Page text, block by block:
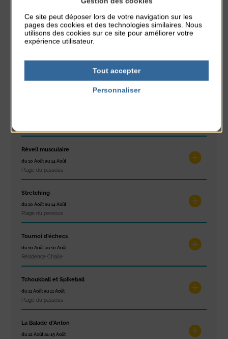
Glisse & Environnement
du 9 Août au 9 Août
Place du Général de Gaulle
Concert
Réveil musculaire
du 10 Août au 14 Août
Plage du passous
Stretching
du 10 Août au 14 Août
Plage du passous
Tournoi d’échecs
du 10 Août au 10 Août
Résidence Challe
Tchoukball et Spikeball
du 11 Août au 11 Août
Plage du passous
La Balade d’Anton
du 12 Août au 15 Août
Ce site peut déposer lors de votre navigation sur les
pages des cookies et des technologies similaires. Nous
utilisons des cookies sur ce site pour améliorer votre
expérience utilisateur.
Tout accepter
Personnaliser